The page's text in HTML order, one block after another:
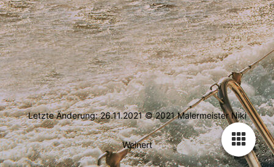
Letzte Änderung: 26.11.2021 © 2021 Malermeister Niki
Weinert